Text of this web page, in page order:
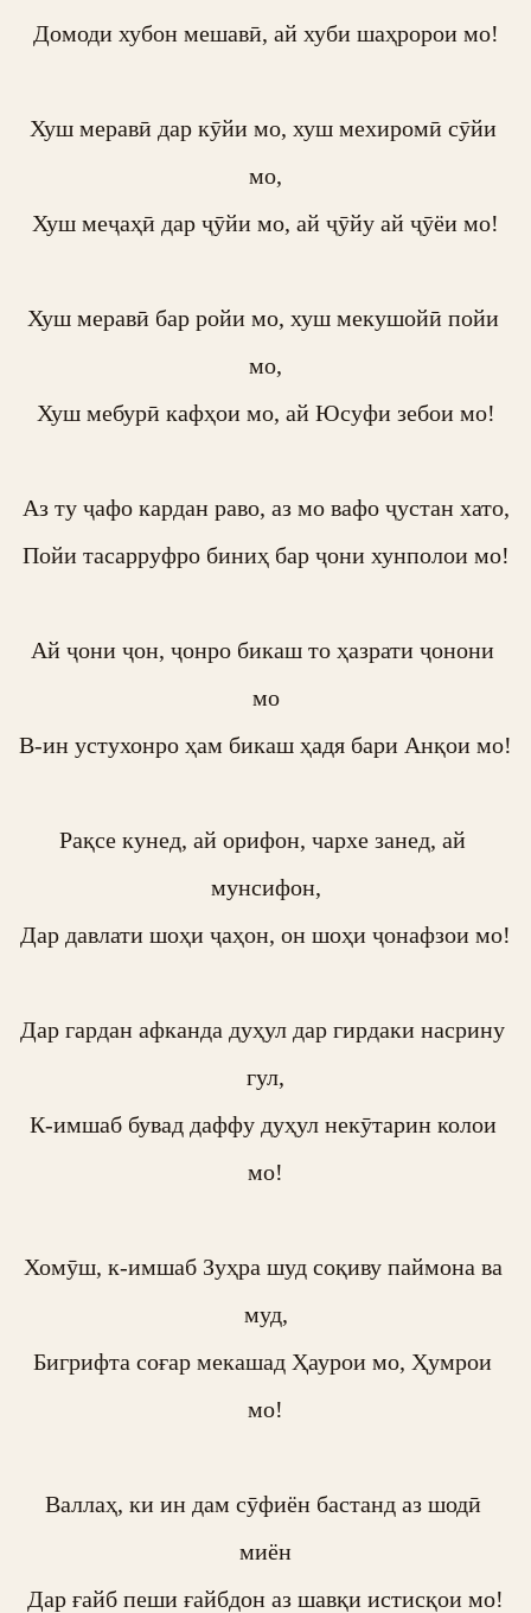
Домоди хубон мешавӣ, ай хуби шаҳророи мо!
Хуш меравӣ дар кӯйи мо, хуш мехиромӣ сӯйи
мо,
Хуш меҷаҳӣ дар ҷӯйи мо, ай ҷӯйу ай ҷӯёи мо!
Хуш меравӣ бар ройи мо, хуш мекушойӣ пойи
мо,
Хуш мебурӣ кафҳои мо, ай Юсуфи зебои мо!
Аз ту ҷафо кардан раво, аз мо вафо ҷустан хато,
Пойи тасарруфро биниҳ бар ҷони хунполои мо!
Ай ҷони ҷон, ҷонро бикаш то ҳазрати ҷонони
мо
В-ин устухонро ҳам бикаш ҳадя бари Анқои мо!
Рақсе кунед, ай орифон, чархе занед, ай
мунсифон,
Дар давлати шоҳи ҷаҳон, он шоҳи ҷонафзои мо!
Дар гардан афканда дуҳул дар гирдаки насрину
гул,
К-имшаб бувад даффу дуҳул некӯтарин колои
мо!
Хомӯш, к-имшаб Зуҳра шуд соқиву паймона ва
муд,
Бигрифта соғар мекашад Ҳаурои мо, Ҳумрои
мо!
Валлаҳ, ки ин дам сӯфиён бастанд аз шодӣ
миён
Дар ғайб пеши ғайбдон аз шавқи истисқои мо!